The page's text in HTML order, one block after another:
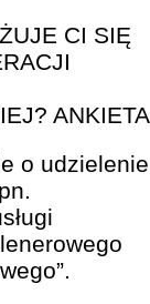
CI SIĘ
ANKIETA
o udzielenie